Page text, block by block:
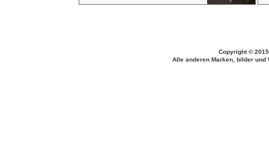
Copyright ©
Alle anderen Marken, bilder und